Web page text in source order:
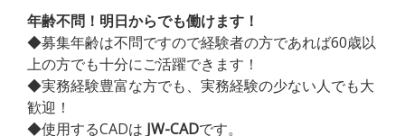
年齢不問！明日からでも働けます！
◆募集年齢は不問ですので経験者の方であれば60歳以
上の方でも十分にご活躍できます！
◆実務経験豊富な方でも、実務経験の少ない人でも大
歓迎！
◆使用するCADは JW-CADです。